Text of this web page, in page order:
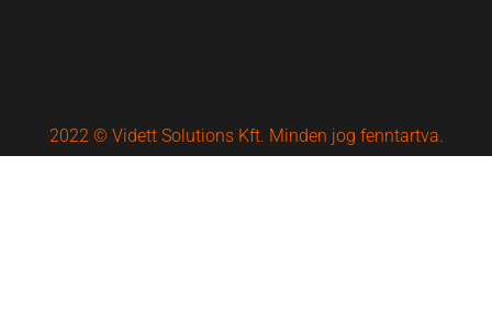
2022 © Vidett Solutions Kft. Minden jog fenntartva.